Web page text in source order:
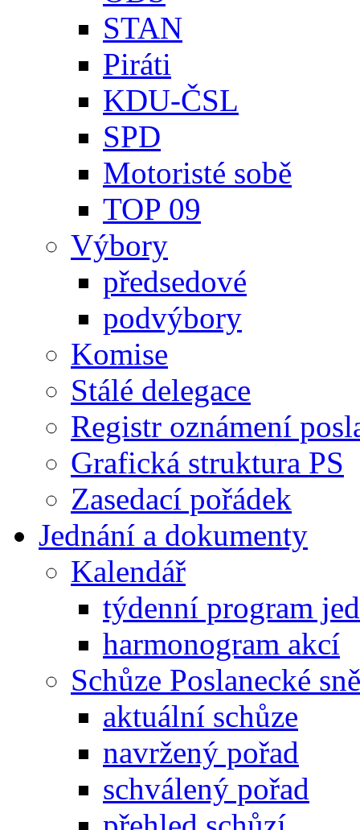
STAN
Piráti
KDU-ČSL
SPD
Motoristé sobě
TOP 09
Výbory
předsedové
podvýbory
Komise
Stálé delegace
Registr oznámení
Grafická struktura PS
Zasedací pořádek
Jednání a dokumenty
Kalendář
týdenní program
harmonogram akcí
Schůze Poslanecké
aktuální schůze
navržený pořad
schválený pořad